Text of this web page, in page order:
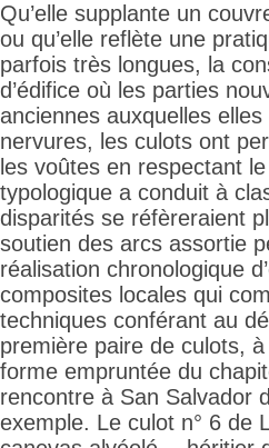
Qu’elle supplante un
ou qu’elle reflète une
parfois très longues, la
d’édifice où les parties
anciennes auxquelles
nervures, les culots ont
les voûtes en respectant
typologique a conduit à
disparités se réfèreraient
soutien des arcs assortie
réalisation chronologique
composites locales qui
techniques conférant au
première paire de culots,
forme empruntée du
rencontre à San Salvador
exemple. Le culot n° 6